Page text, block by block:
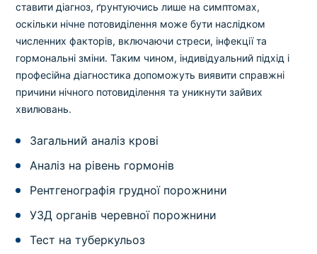
ставити діагноз, ґрунтуючись лише на симптомах,
оскільки нічне потовиділення може бути наслідком
численних факторів, включаючи стреси, інфекції та
гормональні зміни. Таким чином, індивідуальний підхід і
професійна діагностика допоможуть виявити справжні
причини нічного потовиділення та уникнути зайвих
хвилювань.
Загальний аналіз крові
Аналіз на рівень гормонів
Рентгенографія грудної порожнини
УЗД органів черевної порожнини
Тест на туберкульоз